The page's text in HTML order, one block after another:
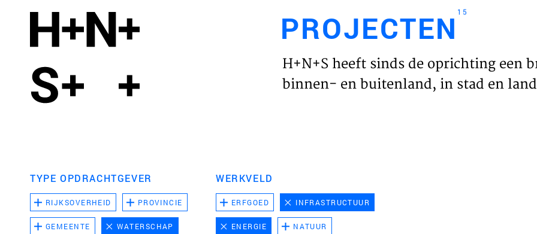
HOME
PROJECTEN 15
H+N+S heeft sinds de oprichting een
binnen- en buitenland, in stad en
TYPE OPDRACHTGEVER
RIJKSOVERHEID PROVINCIE
GEMEENTE WATERSCHAP
WERKVELD
ERFGOED INFRASTRUCTUUR
ENERGIE NATUUR